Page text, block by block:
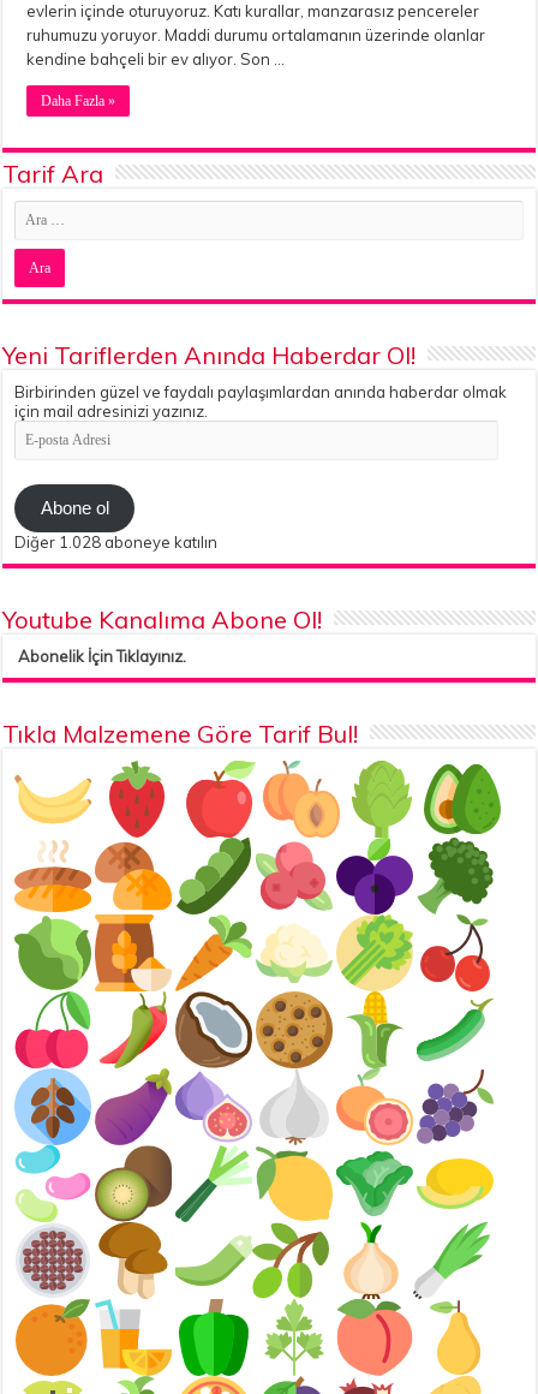
evlerin içinde oturuyoruz. Katı kurallar, manzarasız pencereler
ruhumuzu yoruyor. Maddi durumu ortalamanın üzerinde olanlar
kendine bahçeli bir ev alıyor. Son …
Daha Fazla »
Tarif Ara
Yeni Tariflerden Anında Haberdar Ol!
Birbirinden güzel ve faydalı paylaşımlardan anında haberdar olmak
için mail adresinizi yazınız.
E-
posta
Abone ol
Diğer 1.028 aboneye katılın
Youtube Kanalıma Abone Ol!
Abonelik İçin Tıklayınız.
Tıkla Malzemene Göre Tarif Bul!